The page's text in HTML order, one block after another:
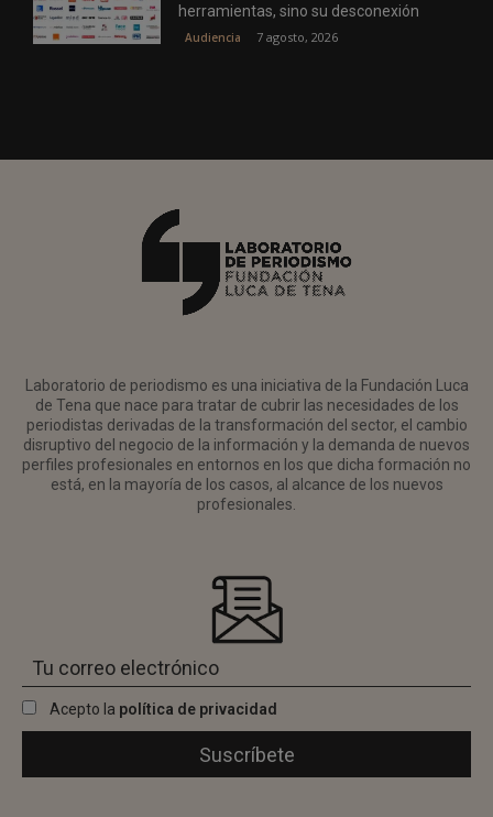
herramientas, sino su desconexión
Audiencia 7 agosto, 2026
Laboratorio de periodismo es una iniciativa de la Fundación Luca
de Tena que nace para tratar de cubrir las necesidades de los
periodistas derivadas de la transformación del sector, el cambio
disruptivo del negocio de la información y la demanda de nuevos
perfiles profesionales en entornos en los que dicha formación no
está, en la mayoría de los casos, al alcance de los nuevos
profesionales.
Acepto la política de privacidad